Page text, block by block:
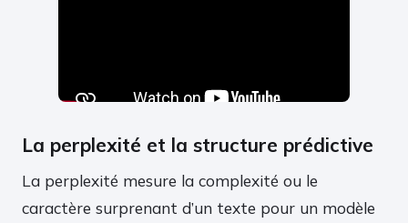
La perplexité et la structure prédictive
La perplexité mesure la complexité ou le
caractère surprenant d’un texte pour un modèle